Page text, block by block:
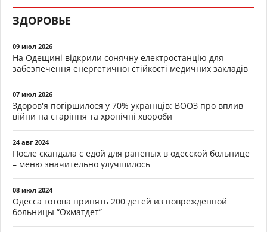
ЗДОРОВЬЕ
09 июл 2026
На Одещині відкрили сонячну електростанцію для
забезпечення енергетичної стійкості медичних закладів
07 июл 2026
Здоров'я погіршилося у 70% українців: ВООЗ про вплив
війни на старіння та хронічні хвороби
24 авг 2024
После скандала с едой для раненых в одесской больнице
– меню значительно улучшилось
08 июл 2024
Одесса готова принять 200 детей из поврежденной
больницы “Охматдет”